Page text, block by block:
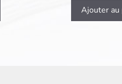
Ajouter au